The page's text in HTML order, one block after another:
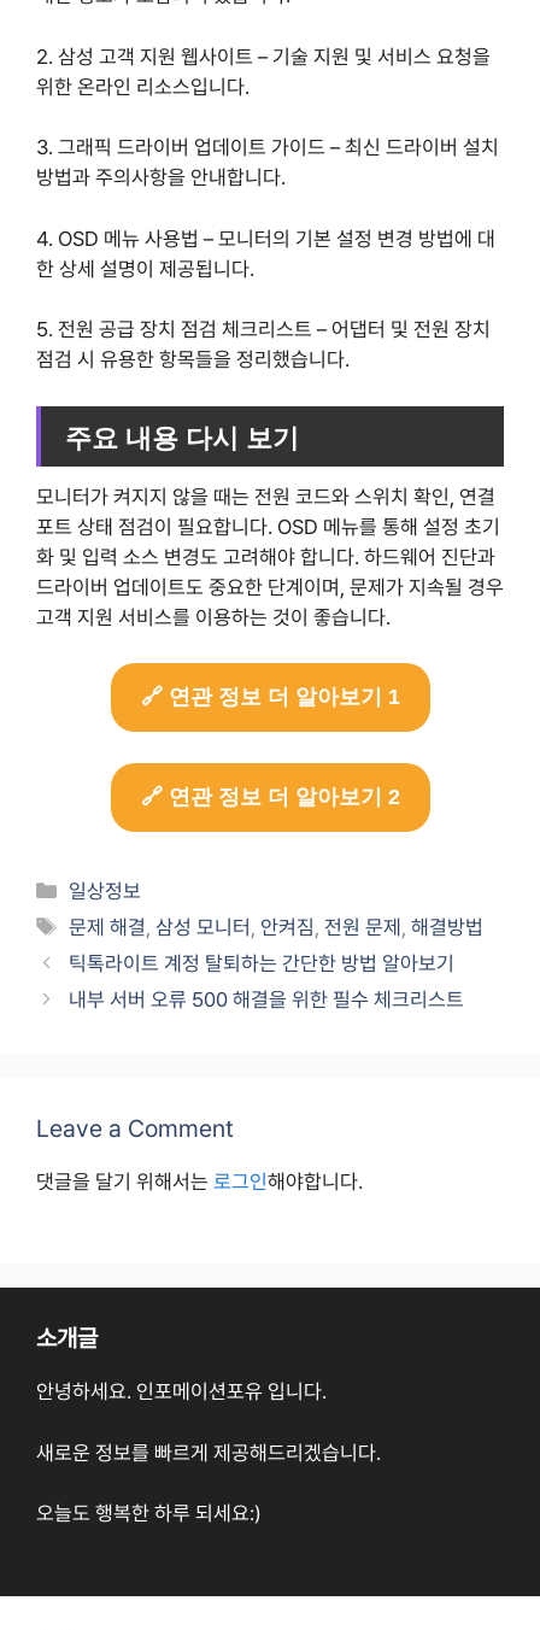
2. 삼성 고객 지원 웹사이트 – 기술 지원 및 서비스 요청을
위한 온라인 리소스입니다.
3. 그래픽 드라이버 업데이트 가이드 – 최신 드라이버 설치
방법과 주의사항을 안내합니다.
4. OSD 메뉴 사용법 – 모니터의 기본 설정 변경 방법에 대
한 상세 설명이 제공됩니다.
5. 전원 공급 장치 점검 체크리스트 – 어댑터 및 전원 장치
점검 시 유용한 항목들을 정리했습니다.
주요 내용 다시 보기
모니터가 켜지지 않을 때는 전원 코드와 스위치 확인, 연결
포트 상태 점검이 필요합니다. OSD 메뉴를 통해 설정 초기
화 및 입력 소스 변경도 고려해야 합니다. 하드웨어 진단과
드라이버 업데이트도 중요한 단계이며, 문제가 지속될 경우
고객 지원 서비스를 이용하는 것이 좋습니다.
🔗 연관 정보 더 알아보기 1
🔗 연관 정보 더 알아보기 2
Categories
일상정보
Tags
문제 해결 ,삼성 모니터 안켜짐 ,전원 문제 ,해결방법
틱톡라이트 계정 탈퇴하는 간단한 방법 알아보기
내부 서버 오류 500 해결을 위한 필수 체크리스트
Leave a Comment
댓글을 달기 위해서는 로그인해야합니다.
소개글
안녕하세요. 인포메이션포유 입니다.
새로운 정보를 빠르게 제공해드리겠습니다.
오늘도 행복한 하루 되세요:)